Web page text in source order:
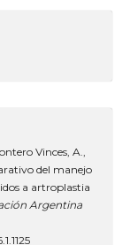
Vinces, A.,
del manejo
a artroplastia
Argentina